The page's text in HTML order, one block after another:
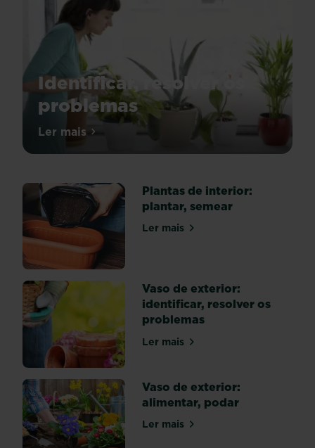
Identificar, resolver os
problemas
Uma
confinada,
bem
como
umar
favorecem
a
proliferação
dos
inimigos
das
plantas
da
habitação.
Para
reduzir
os
Ler maissobre Identificar, resolver os problemas
Plantas de interior:
plantar, semear
Ler maissobre Plantas de interior:
Vaso de exterior:
identificar, resolver os
problemas
Ler maissobre Vaso de exterior:
Vaso de exterior:
alimentar, podar
Ler maissobre Vaso de exterior: